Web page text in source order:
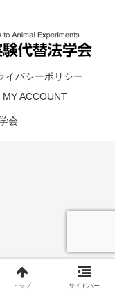
イバシーポリシー
MY ACCOUNT
会
トップ サイドバー